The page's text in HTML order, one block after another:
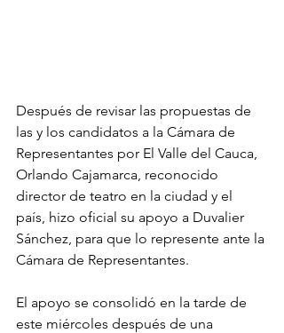
Después de revisar las propuestas de
las y los candidatos a la Cámara de
Representantes por El Valle del Cauca,
Orlando Cajamarca, reconocido
director de teatro en la ciudad y el
país, hizo oficial su apoyo a Duvalier
Sánchez, para que lo represente ante la
Cámara de Representantes.
El apoyo se consolidó en la tarde de
este miércoles después de una